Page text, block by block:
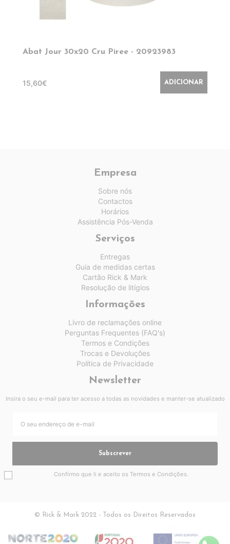
Abat Jour 30x20 Cru Piree - 20923983
15,60€ ADICIONAR
Empresa
Sobre nós
Contactos
Horários
Assistência Pós-Venda
Serviços
Entregas
Guia de medidas certas
Cartão Rick & Mark
Resolução de litígios
Informações
Livro de reclamações online
Perguntas Frequentes (FAQ's)
Termos e Condições
Trocas e Devoluções
Política de Privacidade
Newsletter
Insira o seu e-mail para ter acesso a todas as novidades e manter-se atualizado
Subscrever
Confirmo que li e aceito os Termos e Condições.
© Rick & Mark 2022 - Todos os Direitos Reservados